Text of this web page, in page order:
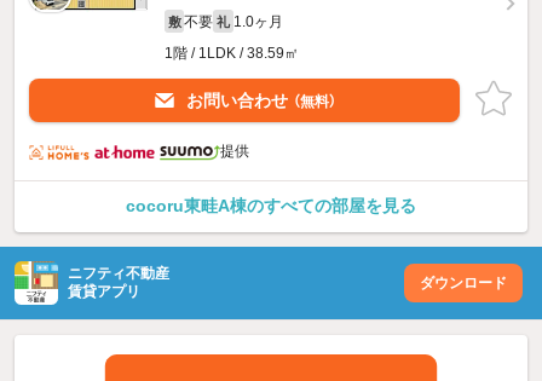
敷 不要 礼 1.0ヶ月
1階 / 1LDK / 38.59㎡
お問い合わせ （無料）
提供
cocoru東畦A棟のすべての部屋を見る
ニフティ不動産
賃貸アプリ
ダウンロード